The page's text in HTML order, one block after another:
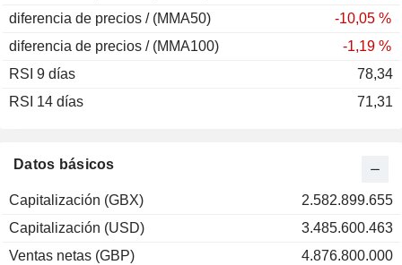
Datos básicos
Capitalización (GBX)
2.582.899.655
Capitalización (USD)
3.485.600.463
Ventas netas (GBP)
4.876.800.000
diferencia de precios / (MMA50)
-10,05 %
diferencia de precios / (MMA100)
-1,19 %
RSI 9 días
78,34
RSI 14 días
71,31
2005
+30,94 %
2004
+39,53 %
2003
2002
2000
1998
1997